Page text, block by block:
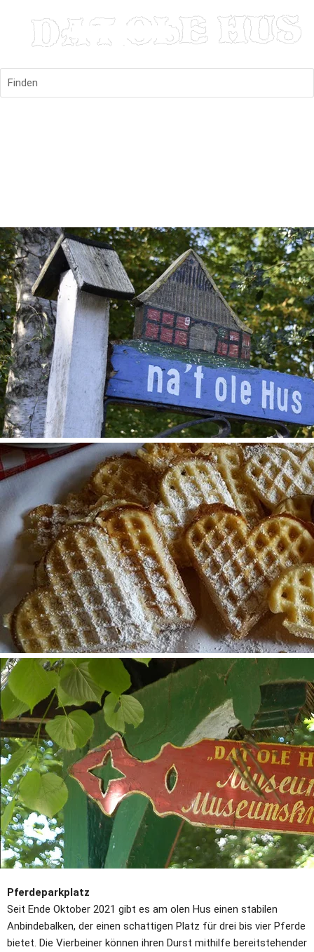
Finden
Pferdeparkplatz
Seit Ende Oktober 2021 gibt es am olen Hus einen stabilen
Anbindebalken, der einen schattigen Platz für drei bis vier Pferde
bietet. Die Vierbeiner können ihren Durst mithilfe bereitstehender